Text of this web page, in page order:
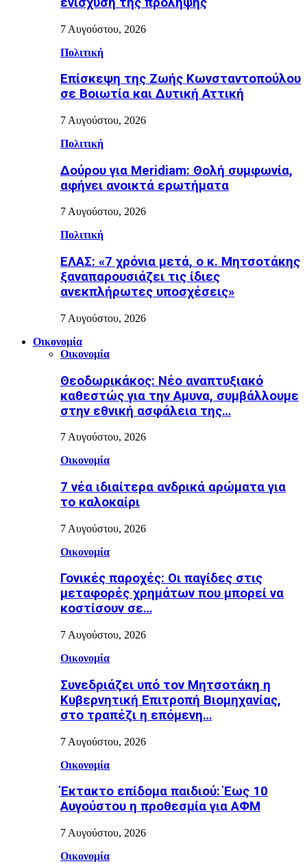
7 Αυγούστου, 2026
Πολιτική
Επίσκεψη της Ζωής Κωνσταντοπούλου
σε Βοιωτία και Δυτική Αττική
7 Αυγούστου, 2026
Πολιτική
Δούρου για Meridiam: Θολή συμφωνία,
αφήνει ανοικτά ερωτήματα
7 Αυγούστου, 2026
Πολιτική
ΕΛΑΣ: «7 χρόνια μετά, ο κ. Μητσοτάκης
ξαναπαρουσιάζει τις ίδιες
ανεκπλήρωτες υποσχέσεις»
7 Αυγούστου, 2026
Οικονομία
Οικονομία
Θεοδωρικάκος: Νέο αναπτυξιακό
καθεστώς για την Αμυνα, συμβάλλουμε
στην εθνική ασφάλεια της…
7 Αυγούστου, 2026
Οικονομία
7 νέα ιδιαίτερα ανδρικά αρώματα για
το καλοκαίρι
7 Αυγούστου, 2026
Οικονομία
Γονικές παροχές: Οι παγίδες στις
μεταφορές χρημάτων που μπορεί να
κοστίσουν σε…
7 Αυγούστου, 2026
Οικονομία
Συνεδριάζει υπό τον Μητσοτάκη η
Κυβερνητική Επιτροπή Βιομηχανίας,
στο τραπέζι η επόμενη…
7 Αυγούστου, 2026
Οικονομία
Έκτακτο επίδομα παιδιού: Έως 10
Αυγούστου η προθεσμία για ΑΦΜ
7 Αυγούστου, 2026
Οικονομία